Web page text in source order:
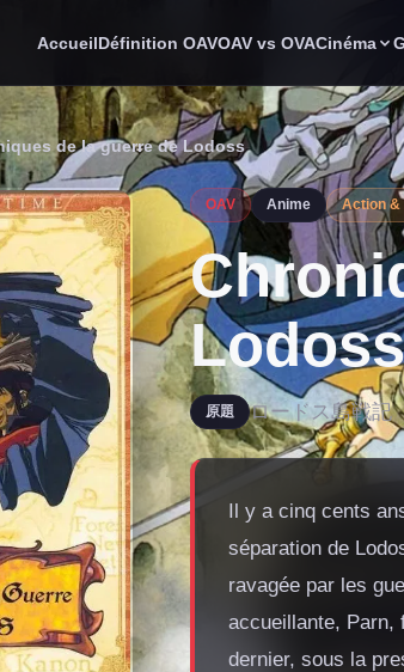
AccueilDéfinition OAVOAV vs OVACinéma
de la guerre de Lodoss
OAV Anime Action &
Lodoss
原題 ロードス島戦記
Il y a cinq cents
séparation de
ravagée par les
accueillante, Parn,
dernier, sous la